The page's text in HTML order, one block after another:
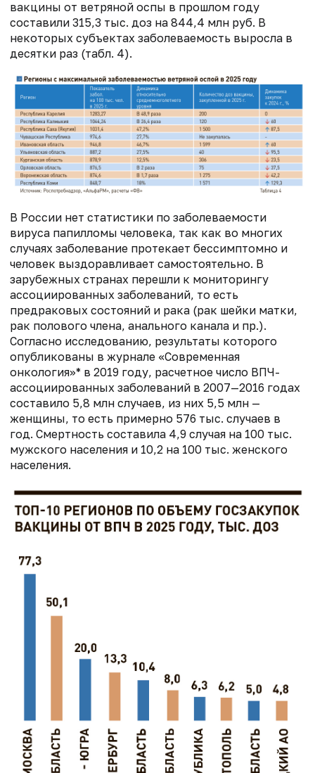
вакцины от ветряной оспы в прошлом году
составили 315,3 тыс. доз на 844,4 млн руб. В
некоторых субъектах заболеваемость выросла в
десятки раз (табл. 4).
В России нет статистики по заболеваемости
вируса папилломы человека, так как во многих
случаях заболевание протекает бессимптомно и
человек выздоравливает самостоятельно. В
зарубежных странах перешли к мониторингу
ассоциированных заболеваний, то есть
предраковых состояний и рака (рак шейки матки,
рак полового члена, анального канала и пр.).
Согласно исследованию, результаты которого
опубликованы в журнале «Современная
онкология»* в 2019 году, расчетное число ВПЧ-
ассоциированных заболеваний в 2007—2016 годах
составило 5,8 млн случаев, из них 5,5 млн —
женщины, то есть примерно 576 тыс. случаев в
год. Смертность составила 4,9 случая на 100 тыс.
мужского населения и 10,2 на 100 тыс. женского
населения.